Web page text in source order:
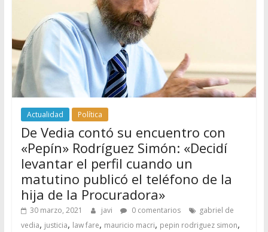
Actualidad Política
De Vedia contó su encuentro con
«Pepín» Rodríguez Simón: «Decidí
levantar el perfil cuando un
matutino publicó el teléfono de la
hija de la Procuradora»
30 marzo, 2021 javi 0 comentarios
gabriel de
vedia, justicia, law fare, mauricio macri, pepin rodriguez simon,